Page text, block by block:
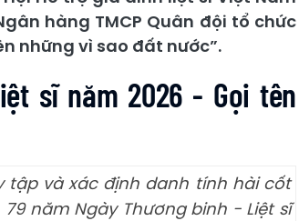
hàng TMCP Quân đội tổ chức
những vì sao đất nước”.
sĩ năm 2026 - Gọi tên
tập và xác định danh tính hài cốt
năm Ngày Thương binh - Liệt sĩ